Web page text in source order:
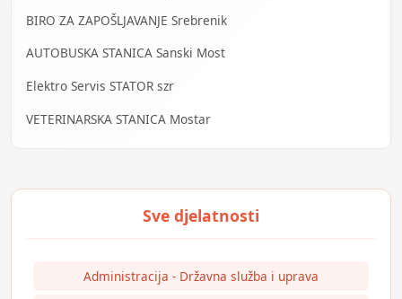
BIRO ZA ZAPOŠLJAVANJE Srebrenik
AUTOBUSKA STANICA Sanski Most
Elektro Servis STATOR szr
VETERINARSKA STANICA Mostar
Administracija - Državna služba i uprava